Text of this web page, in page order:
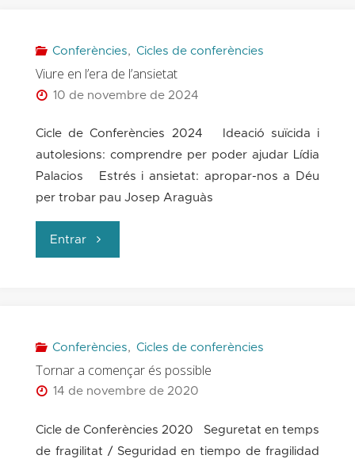
més
Conferències, Cicles de conferències
Viure en l’era de l’ansietat
10 de novembre de 2024
Cicle de Conferències 2024 Ideació suïcida i
autolesions: comprendre per poder ajudar Lídia
Palacios Estrés i ansietat: apropar-nos a Déu
per trobar pau Josep Araguàs
Entrar"Viure
de
l’ansietat"
Conferències, Cicles de conferències
Tornar a començar és possible
14 de novembre de 2020
Cicle de Conferències 2020 Seguretat en temps
de fragilitat / Seguridad en tiempo de fragilidad